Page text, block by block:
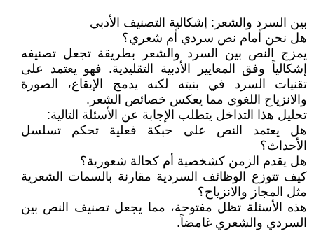
بين السرد والشعر: إشكالية التصنيف الأدبي
هل نحن أمام نص سردي أم شعري؟
يمزج النص بين السرد والشعر بطريقة تجعل تصنيفه
إشكالياً وفق المعايير الأدبية التقليدية. فهو يعتمد على
تقنيات السرد في بنيته لكنه يدمج الإيقاع، الصورة
والانزياح اللغوي مما يعكس خصائص الشعر.
تحليل هذا التداخل يتطلب الإجابة عن الأسئلة التالية:
هل يعتمد النص على حبكة فعلية تحكم تسلسل
الأحداث؟
هل يقدم الزمن كشخصية أم كحالة شعورية؟
كيف تتوزع الوظائف السردية مقارنة بالسمات الشعرية
مثل المجاز والانزياح؟
هذه الأسئلة تظل مفتوحة، مما يجعل تصنيف النص بين
السردي والشعري غامضاً.